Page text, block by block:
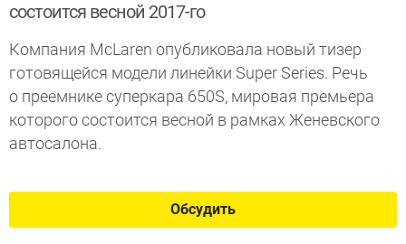
состоится весной 2017-го
Компания McLaren опубликовала новый тизер
готовящейся модели линейки Super Series. Речь
о преемнике суперкара 650S, мировая премьера
которого состоится весной в рамках Женевского
автосалона.
Обсудить